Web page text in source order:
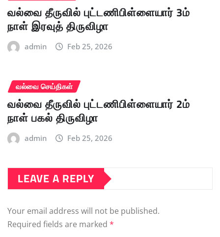
வல்வை தீருவில் புட்டணிபிள்ளையார் 3ம்
நாள் இரவுத் திருவிழா
admin Feb 25, 2026
வல்வை செய்திகள்
வல்வை தீருவில் புட்டணிபிள்ளையார் 2ம்
நாள் பகல் திருவிழா
admin Feb 25, 2026
LEAVE A REPLY
Your email address will not be published.
Required fields are marked *